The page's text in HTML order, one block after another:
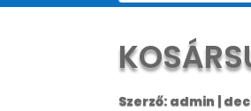
Szerző: admin | dec